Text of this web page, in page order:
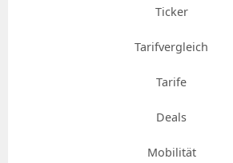
Ticker
Tarifvergleich
Tarife
Deals
Mobilität